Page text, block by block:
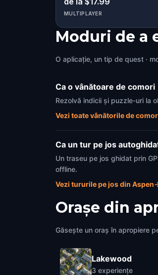
MULTIPLAYER
Moduri de a
O aplicație, un tip de quest ·
Ca o vânătoare de comori
Rezolvă indicii și puzzle-uri la
Vezi toate vânătorile de
Ca un tur pe jos
Un traseu pe jos ghidat prin
offline.
Vezi tururile pe jos din Aspen
Orașe din
Găsește un oraș în apropiere
Lakewood
3 experiențe